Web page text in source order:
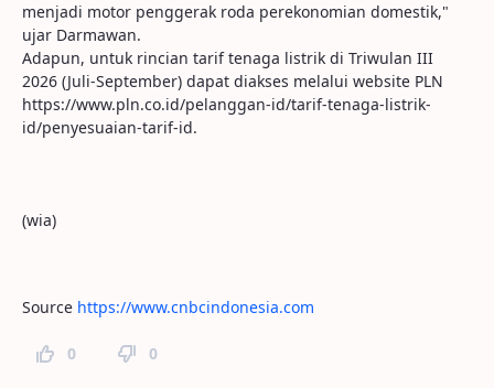
menjadi motor penggerak roda perekonomian domestik,"
ujar Darmawan.
Adapun, untuk rincian tarif tenaga listrik di Triwulan III
2026 (Juli-September) dapat diakses melalui website PLN
https://www.pln.co.id/pelanggan-id/tarif-tenaga-listrik-
id/penyesuaian-tarif-id.
(wia)
Source https://www.cnbcindonesia.com
0 0